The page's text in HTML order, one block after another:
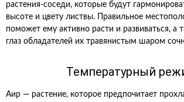
растения-соседи, которые будут
высоте и цвету листвы. Правильное
поможет ему активно расти и развиваться, а
глаз обладателей их травянистым шаром
Температурный
Аир — растение, которое предпочитает